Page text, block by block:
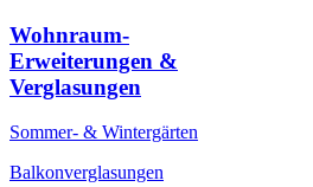
Wohnraum-
Erweiterungen &
Verglasungen
Sommer- & Wintergärten
Balkonverglasungen